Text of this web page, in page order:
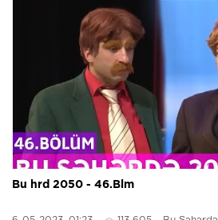
Bu hrd 2050 - 46.Blm